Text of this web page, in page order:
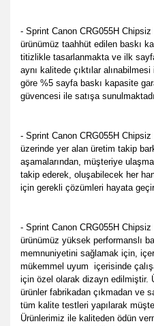
- Sprint Canon CRG055H
ürünümüz taahhüt edilen baskı
titizlikle tasarlanmakta ve ilk
aynı kalitede çıktılar
göre %5 sayfa baskı kapasite
güvencesi ile satışa
- Sprint Canon CRG055H
üzerinde yer alan üretim takip
aşamalarından, müşteriye
takip ederek, oluşabilecek her
için gerekli çözümleri hayata
- Sprint Canon CRG055H
ürünümüz yüksek performanslı
memnuniyetini sağlamak için,
mükemmel uyum içerisinde
için özel olarak dizayn edilmiştir.
ürünler fabrikadan çıkmadan ve
tüm kalite testleri yapılarak
Ürünlerimiz ile kaliteden ödün